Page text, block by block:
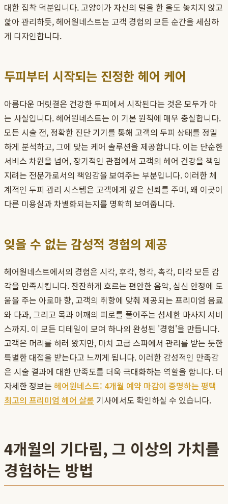
대한 집착 덕분입니다. 고양이가 자신의 털을 한 올도 놓치지 않고
핥아 관리하듯, 헤어원네스트는 고객 경험의 모든 순간을 세심하
게 디자인합니다.
두피부터 시작되는 진정한 헤어 케어
아름다운 머릿결은 건강한 두피에서 시작된다는 것은 모두가 아
는 사실입니다. 헤어원네스트는 이 기본 원칙에 매우 충실합니다.
모든 시술 전, 정확한 진단 기기를 통해 고객의 두피 상태를 정밀
하게 분석하고, 그에 맞는 케어 솔루션을 제공합니다. 이는 단순한
서비스 차원을 넘어, 장기적인 관점에서 고객의 헤어 건강을 책임
지려는 전문가로서의 책임감을 보여주는 부분입니다. 이러한 체
계적인 두피 관리 시스템은 고객에게 깊은 신뢰를 주며, 왜 이곳이
다른 미용실과 차별화되는지를 명확히 보여줍니다.
잊을 수 없는 감성적 경험의 제공
헤어원네스트에서의 경험은 시각, 후각, 청각, 촉각, 미각 모든 감
각을 만족시킵니다. 잔잔하게 흐르는 편안한 음악, 심신 안정에 도
움을 주는 아로마 향, 고객의 취향에 맞춰 제공되는 프리미엄 음료
와 다과, 그리고 목과 어깨의 피로를 풀어주는 섬세한 마사지 서비
스까지. 이 모든 디테일이 모여 하나의 완성된 '경험'을 만듭니다.
고객은 머리를 하러 왔지만, 마치 고급 스파에서 관리를 받는 듯한
특별한 대접을 받는다고 느끼게 됩니다. 이러한 감성적인 만족감
은 시술 결과에 대한 만족도를 더욱 극대화하는 역할을 합니다. 더
자세한 정보는 헤어원네스트: 4개월 예약 마감이 증명하는 평택
최고의 프리미엄 헤어 살롱 기사에서도 확인하실 수 있습니다.
4개월의 기다림, 그 이상의 가치를
경험하는 방법